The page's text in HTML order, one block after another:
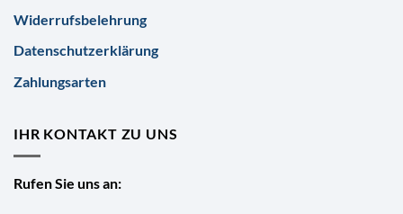
Widerrufsbelehrung
Datenschutzerklärung
Zahlungsarten
IHR KONTAKT ZU UNS
Rufen Sie uns an: